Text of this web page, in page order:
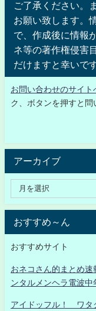
ご了承ください。
お願い致します。
で、作成後に情報
ネ等の著作権侵害
だけますと幸いです
お問い合わせのサイト
ク、ボタンを押すと
アーカイブ
おすすめ～ん
おすすめサイト
おネコさん的まとめ
ンタルメンヘラ電波
アイドッフル！ ワタ